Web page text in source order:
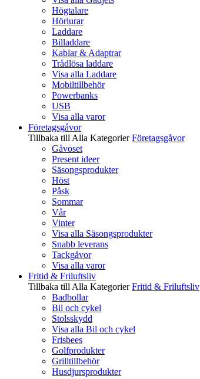
Högtalare
Hörlurar
Laddare
Billaddare
Kablar & Adaptrar
Trådlösa laddare
Visa alla Laddare
Mobiltillbehör
Powerbanks
USB
Visa alla varor
Företagsgåvor
Tillbaka till Alla Kategorier Företagsgåvor
Gåvoset
Present ideer
Säsongsprodukter
Höst
Påsk
Sommar
Vår
Vinter
Visa alla Säsongsprodukter
Snabb leverans
Tackgåvor
Visa alla varor
Fritid & Friluftsliv
Tillbaka till Alla Kategorier Fritid & Friluftsliv
Badbollar
Bil och cykel
Stolsskydd
Visa alla Bil och cykel
Frisbees
Golfprodukter
Grilltillbehör
Husdjursprodukter